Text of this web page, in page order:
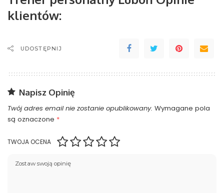
klientów:
UDOSTĘPNIJ
Napisz Opinię
Twój adres email nie zostanie opublikowany. Wymagane pola
są oznaczone *
TWOJA OCENA